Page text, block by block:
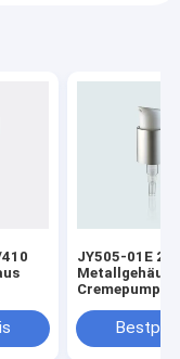
JY505-01E
Behandlungen